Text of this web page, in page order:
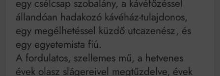
egy csélcsap szobalány, a kávéfőzéssel
állandóan hadakozó kávéház-tulajdonos,
egy megélhetéssel küzdő utcazenész, és
egy egyetemista fiú.
A fordulatos, szellemes mű, a hetvenes
évek olasz slágereivel megtűzdelve, évek